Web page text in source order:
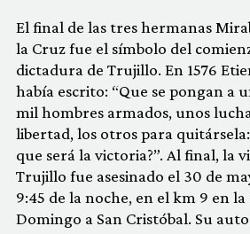
El final de las tres hermanas
la Cruz fue el símbolo del
dictadura de Trujillo. En 1576
había escrito: “Que se pongan a
mil hombres armados, unos
libertad, los otros para
que será la victoria?”. Al final, la
Trujillo fue asesinado el 30 de
9:45 de la noche, en el km 9 en
Domingo a San Cristóbal. Su